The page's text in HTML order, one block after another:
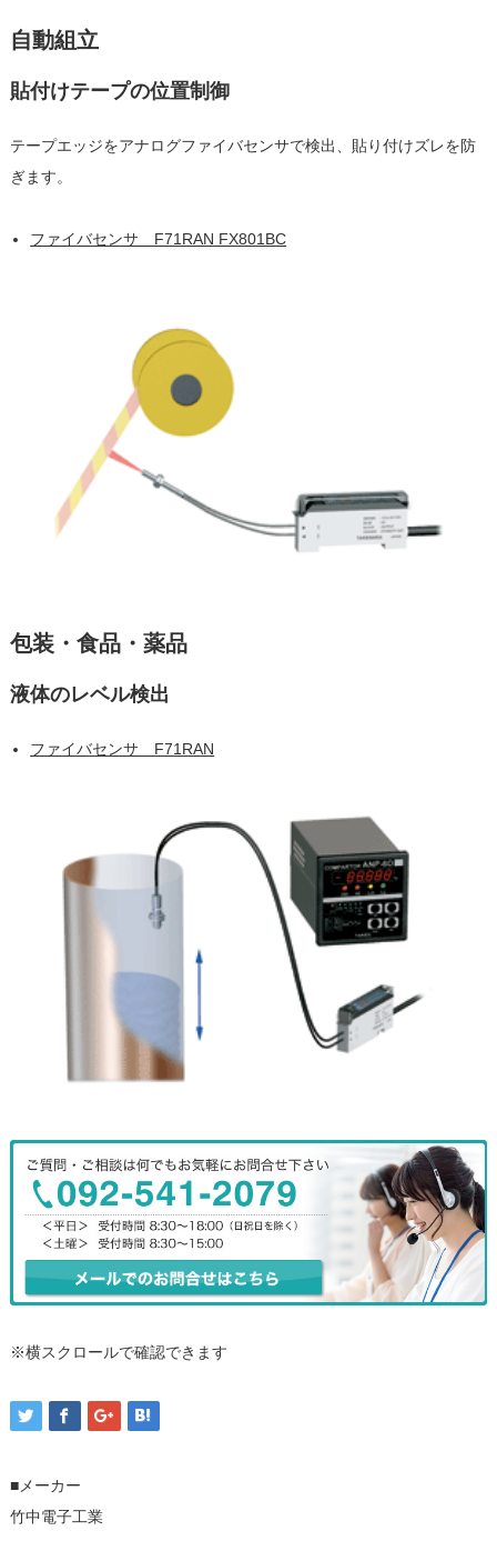
自動組立
貼付けテープの位置制御
テープエッジをアナログファイバセンサで検出、貼り付けズレを防
ぎます。
ファイバセンサ F71RAN FX801BC
包装・食品・薬品
液体のレベル検出
ファイバセンサ F71RAN
※横スクロールで確認できます
■メーカー
竹中電子工業